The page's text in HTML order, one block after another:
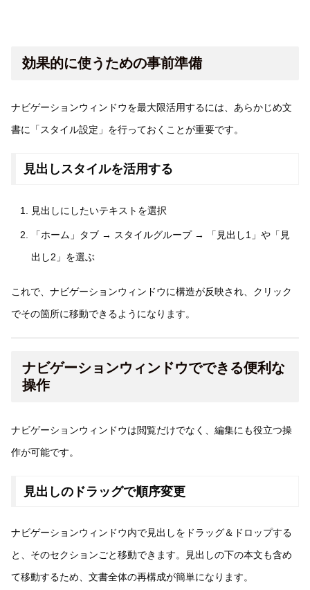
効果的に使うための事前準備
ナビゲーションウィンドウを最大限活用するには、あらかじめ文
書に「スタイル設定」を行っておくことが重要です。
見出しスタイルを活用する
見出しにしたいテキストを選択
「ホーム」タブ → スタイルグループ → 「見出し1」や「見
出し2」を選ぶ
これで、ナビゲーションウィンドウに構造が反映され、クリック
でその箇所に移動できるようになります。
ナビゲーションウィンドウでできる便利な
操作
ナビゲーションウィンドウは閲覧だけでなく、編集にも役立つ操
作が可能です。
見出しのドラッグで順序変更
ナビゲーションウィンドウ内で見出しをドラッグ＆ドロップする
と、そのセクションごと移動できます。見出しの下の本文も含め
て移動するため、文書全体の再構成が簡単になります。